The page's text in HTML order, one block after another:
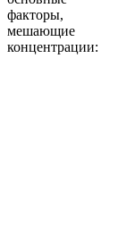
факторы,
мешающие
концентрации: